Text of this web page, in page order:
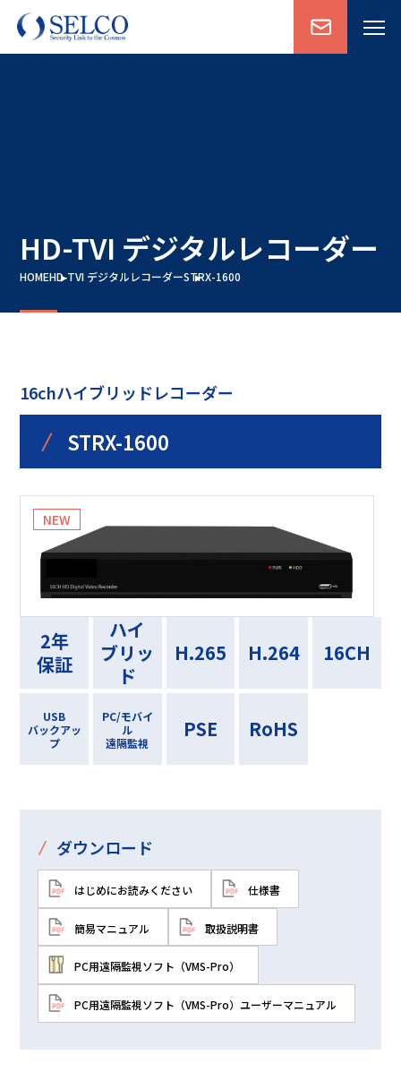
HD-TVI デジタルレコーダー
HOMEHD-TVI デジタルレコーダーSTRX-1600
16chハイブリッドレコーダー
/ STRX-1600
2年
保証
ハイ
ブリッ
ド
H.265 H.264 16CH
USB
バックアッ
プ
PC/モバイ
ル
遠隔監視
PSE RoHS
/ ダウンロード
はじめにお読みください 仕様書
簡易マニュアル 取扱説明書
PC用遠隔監視ソフト（VMS-Pro）
PC用遠隔監視ソフト（VMS-Pro）ユーザーマニュアル